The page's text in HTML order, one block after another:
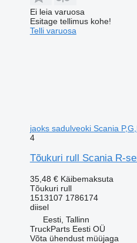
Ei leia varuosa
Esitage tellimus kohe!
Telli varuosa
jaoks sadulveoki Scania
4
Tõukuri rull Scania R-
35,48 € Käibemaksuta
Tõukuri rull
1513107 1786174
diisel
Eesti, Tallinn
TruckParts Eesti OÜ
Võta ühendust müüjaga